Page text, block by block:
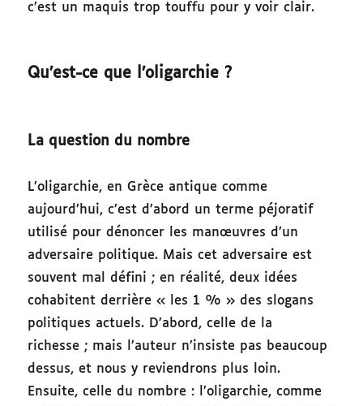
c’est un maquis trop touffu pour y voir clair.
Qu’est-ce que l’oligarchie ?
La question du nombre
L’oligarchie, en Grèce antique comme
aujourd’hui, c’est d’abord un terme péjoratif
utilisé pour dénoncer les manœuvres d’un
adversaire politique. Mais cet adversaire est
souvent mal défini ; en réalité, deux idées
cohabitent derrière « les 1 % » des slogans
politiques actuels. D’abord, celle de la
richesse ; mais l’auteur n’insiste pas beaucoup
dessus, et nous y reviendrons plus loin.
Ensuite, celle du nombre : l’oligarchie, comme